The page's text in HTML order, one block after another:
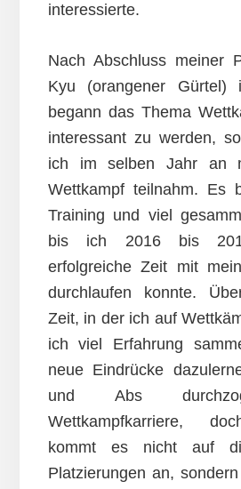
interessierte.
Nach Abschluss meiner
Kyu (orangener Gürtel)
begann das Thema
interessant zu werden,
ich im selben Jahr an
Wettkampf teilnahm. Es
Training und viel
bis ich 2016 bis
erfolgreiche Zeit mit
durchlaufen konnte.
Zeit, in der ich auf
ich viel Erfahrung
neue Eindrücke
und Abs
Wettkampfkarriere,
kommt es nicht auf
Platzierungen an,